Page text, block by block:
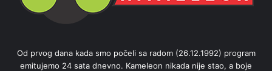
Od prvog dana kada smo počeli sa radom (26.12.1992) program
emitujemo 24 sata dnevno. Kameleon nikada nije stao, a boje